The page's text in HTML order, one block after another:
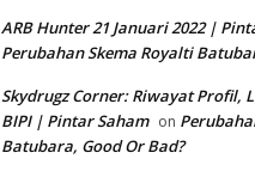
ARB Hunter 21 Januari 2022 |
Perubahan Skema Royalti
Skydrugz Corner: Riwayat Profil,
BIPI | Pintar Saham on
Batubara, Good Or Bad?